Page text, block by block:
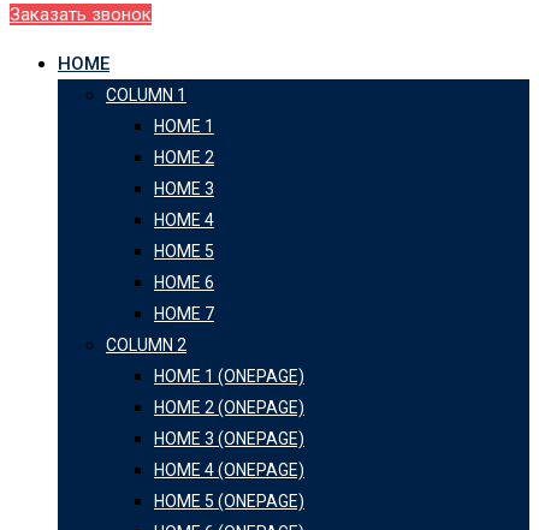
Заказать звонок
HOME
COLUMN 1
HOME 1
HOME 2
HOME 3
HOME 4
HOME 5
HOME 6
HOME 7
COLUMN 2
HOME 1 (ONEPAGE)
HOME 2 (ONEPAGE)
HOME 3 (ONEPAGE)
HOME 4 (ONEPAGE)
HOME 5 (ONEPAGE)